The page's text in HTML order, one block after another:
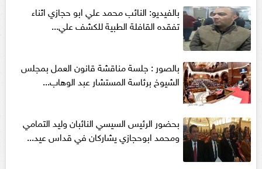
بالفيديو: النائب محمد علي ابو حجازي اثناء
تفقده القافلة الطبية للكشف علي...
بالصور : جلسة مناقشة قانون العمل بمجلس
الشيوخ برئاسة المستشار عبد الوهاب...
بحضور الرئيس السيسي النائبان وليد التمامي
ومحمد ابوحجازي يشاركان في قداس عيد...